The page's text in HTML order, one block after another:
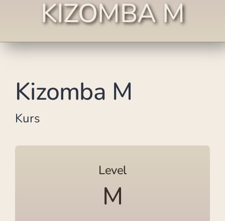
KIZOMBA M
Kizomba M
Kurs
Level
M